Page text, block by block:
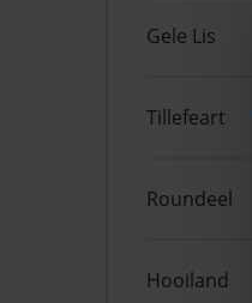
Gele Lis
Tillefeart
Roundeel
Hooiland